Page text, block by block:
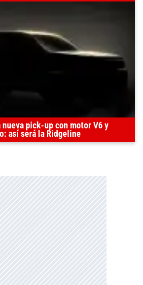
nueva pick-up con motor V6 y
así será la Ridgeline